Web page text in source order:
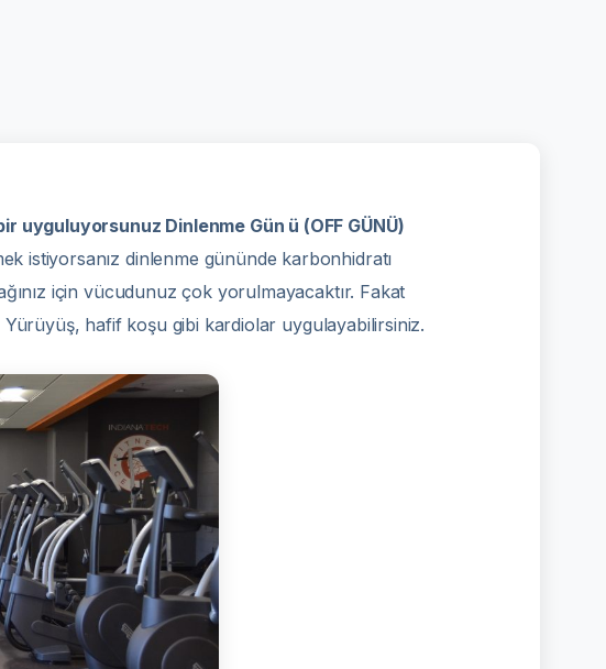
uyguluyorsunuz Dinlenme Gün ü (OFF GÜNÜ)
istiyorsanız dinlenme gününde karbonhidratı
için vücudunuz çok yorulmayacaktır. Fakat
hafif koşu gibi kardiolar uygulayabilirsiniz.